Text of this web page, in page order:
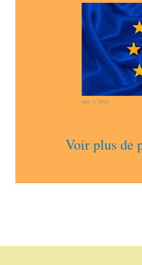
May 9, 2026
Voir plus de